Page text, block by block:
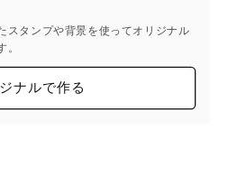
スタンプや背景を使ってオリジナル
ナルで作る